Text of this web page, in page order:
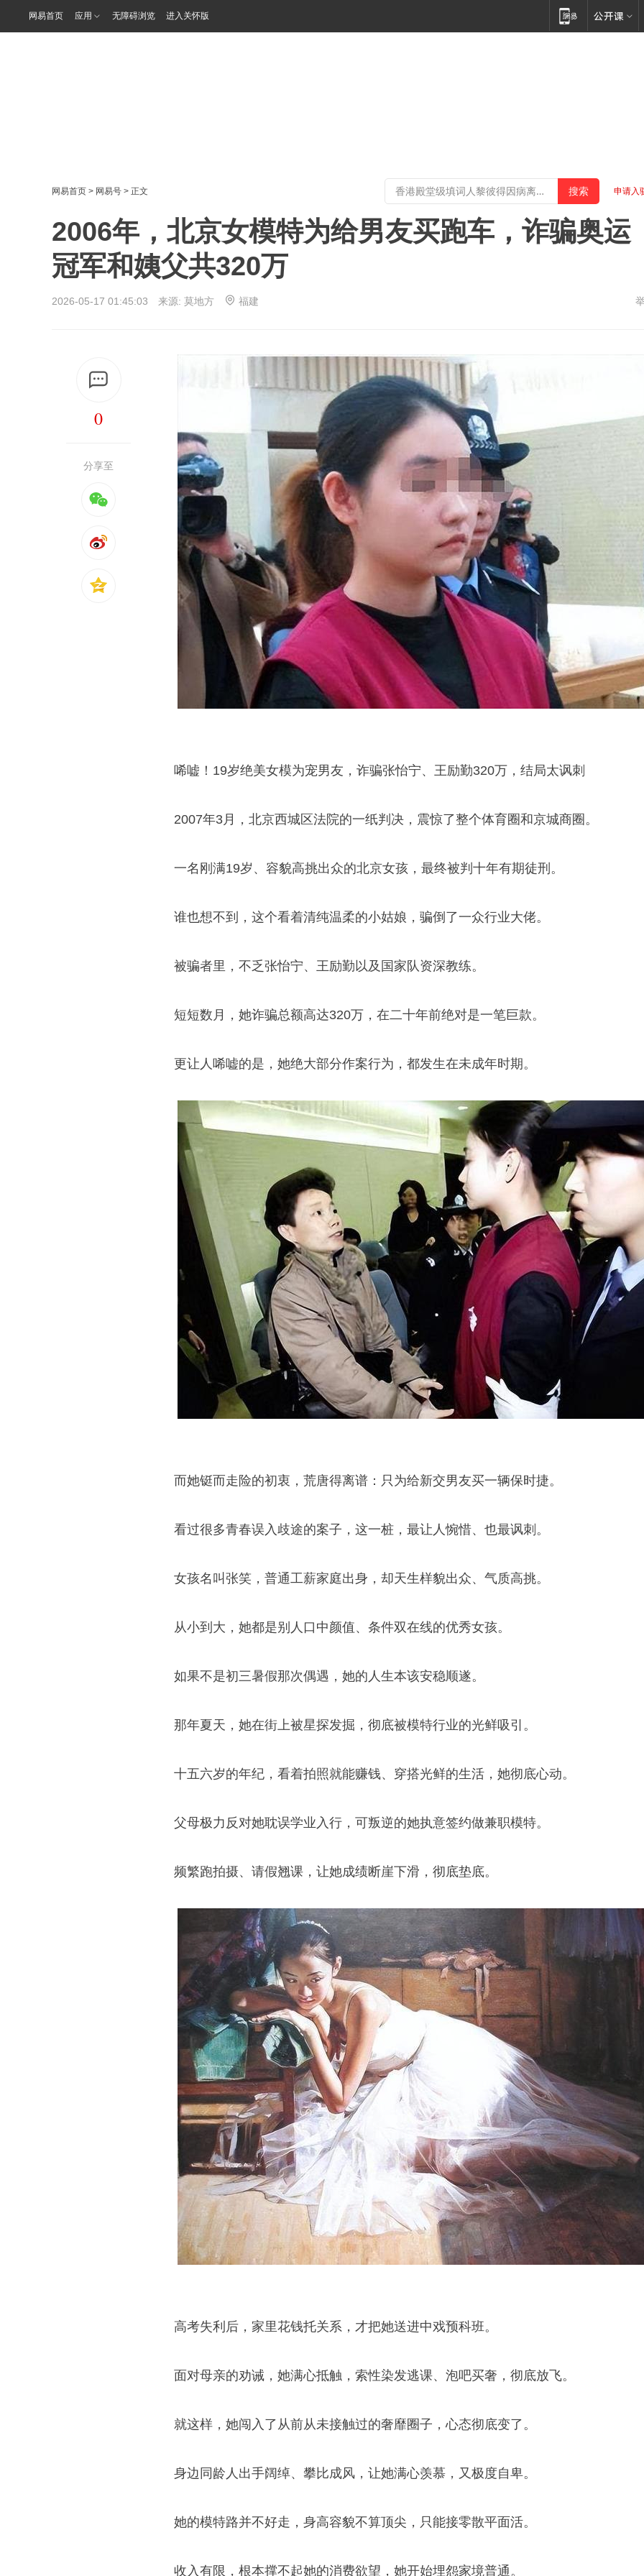
网易首页 应用 无障碍浏览 进入关怀版
网易首页 > 网易号 > 正文 申请入
2006年，北京女模特为给男友买跑车，诈骗奥运
冠军和姨父共320万
2026-05-17 01:45:03 来源: 莫地方 福建
0
分享至
唏嘘！19岁绝美女模为宠男友，诈骗张怡宁、王励勤320万，结局太讽刺
2007年3月，北京西城区法院的一纸判决，震惊了整个体育圈和京城商圈。
一名刚满19岁、容貌高挑出众的北京女孩，最终被判十年有期徒刑。
谁也想不到，这个看着清纯温柔的小姑娘，骗倒了一众行业大佬。
被骗者里，不乏张怡宁、 王励勤 以及国家队资深教练。
短短数月，她诈骗总额高达320万，在二十年前绝对是一笔巨款。
更让人唏嘘的是，她绝大部分作案行为，都发生在未成年时期。
而她铤而走险的初衷，荒唐得离谱：只为给新交男友买一辆保时捷。
看过很多青春误入歧途的案子，这一桩，最让人惋惜、也最讽刺。
女孩名叫张笑，普通工薪家庭出身，却天生样貌出众、气质高挑。
从小到大，她都是别人口中颜值、条件双在线的优秀女孩。
如果不是初三暑假那次偶遇，她的人生本该安稳顺遂。
那年夏天，她在街上被星探发掘，彻底被模特行业的光鲜吸引。
十五六岁的年纪，看着拍照就能赚钱、穿搭光鲜的生活，她彻底心动。
父母极力反对她耽误学业入行，可叛逆的她执意签约做兼职模特。
频繁跑拍摄、请假翘课，让她成绩断崖下滑，彻底垫底。
高考失利后，家里花钱托关系，才把她送进中戏预科班。
面对母亲的劝诫，她满心抵触，索性染发逃课、泡吧买奢，彻底放飞。
就这样，她闯入了从前从未接触过的奢靡圈子，心态彻底变了。
身边同龄人出手阔绰、攀比成风，让她满心羡慕，又极度自卑。
她的模特路并不好走，身高容貌不算顶尖，只能接零散平面活。
收入有限，根本撑不起她的消费欲望，她开始埋怨家境普通。